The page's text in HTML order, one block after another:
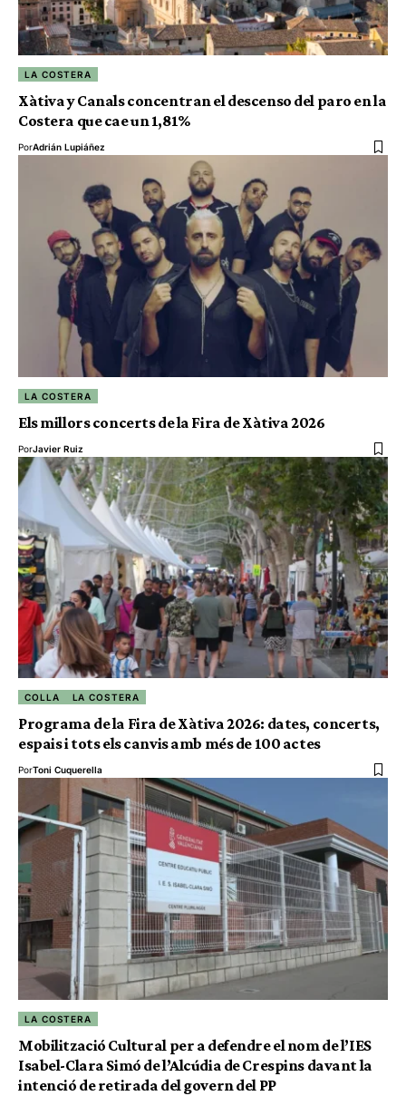
LA COSTERA
Xàtiva y Canals concentran el descenso del paro en la
Costera que cae un 1,81%
PorAdrián Lupiáñez
LA COSTERA
Els millors concerts de la Fira de Xàtiva 2026
PorJavier Ruiz
COLLA LA COSTERA
Programa de la Fira de Xàtiva 2026: dates, concerts,
espais i tots els canvis amb més de 100 actes
PorToni Cuquerella
LA COSTERA
Mobilització Cultural per a defendre el nom de l’IES
Isabel-Clara Simó de l’Alcúdia de Crespins davant la
intenció de retirada del govern del PP